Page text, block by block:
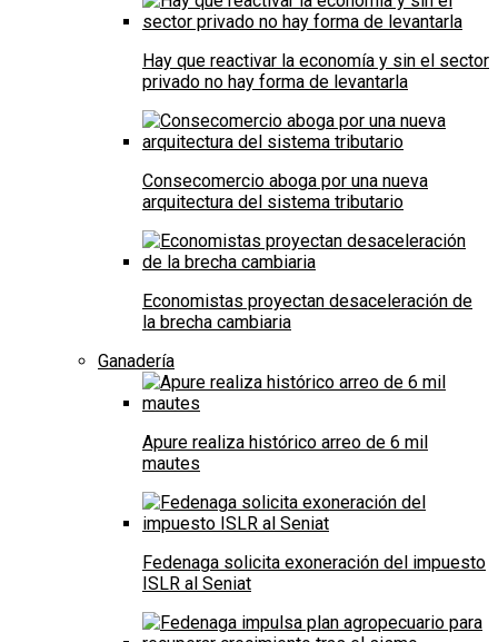
Hay que reactivar la economía y sin el sector
privado no hay forma de levantarla
Consecomercio aboga por una nueva
arquitectura del sistema tributario
Economistas proyectan desaceleración de
la brecha cambiaria
Ganadería
Apure realiza histórico arreo de 6 mil
mautes
Fedenaga solicita exoneración del impuesto
ISLR al Seniat